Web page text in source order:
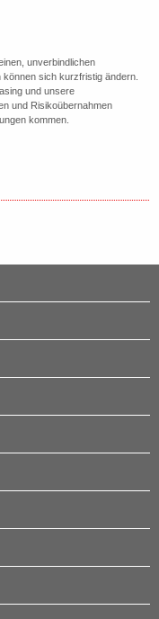
unverbindlichen
sich kurzfristig ändern.
und unsere
und Risikoübernahmen
kommen.